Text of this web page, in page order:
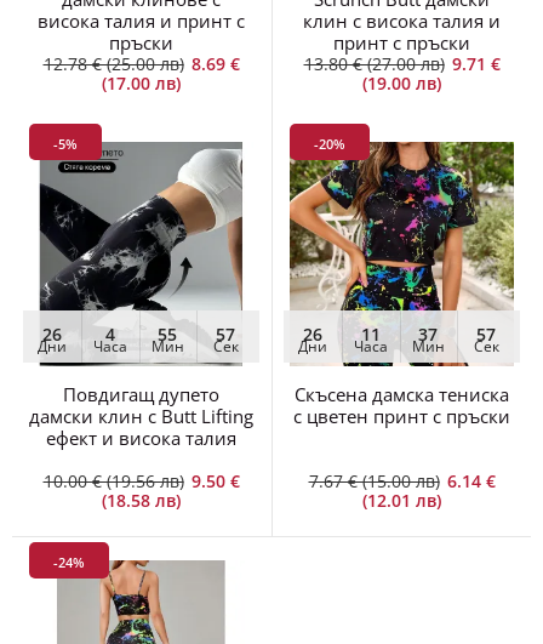
пръски
12.78 € (25.00 лв)
(17.00 лв)
принт с пръски
13.80 € (27.00 лв) 9.71 €
(19.00 лв)
-5%
26
Дни
4
Часа
55
Мин Сек
дамски клин с Butt Lifting
ефект и висока талия
(18.58 лв)
-20%
26
Дни
11
Часа
37
Мин
55
Сек
с цветен принт с пръски
(12.01 лв)
-24%